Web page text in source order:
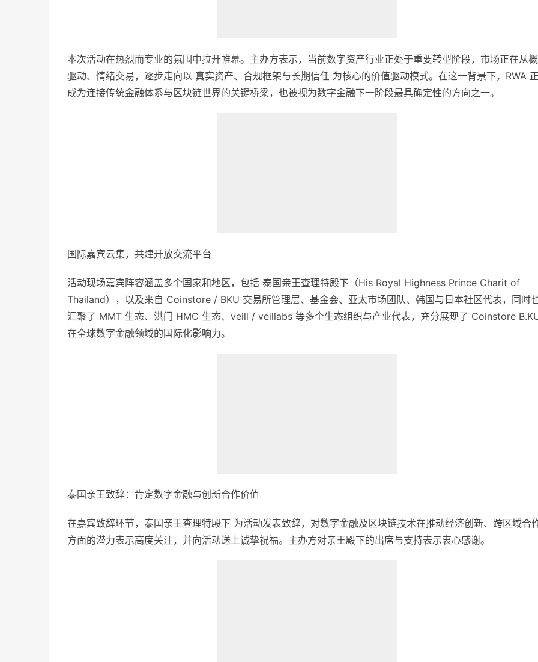
本次活动在热烈而专业的氛围中拉开帷幕。主办方表示，当前数字资产行业正处于重要转型阶段，市场正在从
驱动、情绪交易，逐步走向以 真实资产、合规框架与长期信任 为核心的价值驱动模式。在这一背景下，RWA
成为连接传统金融体系与区块链世界的关键桥梁，也被视为数字金融下一阶段最具确定性的方向之一。
国际嘉宾云集，共建开放交流平台
活动现场嘉宾阵容涵盖多个国家和地区，包括 泰国亲王查理特殿下（His Royal Highness Prince Charit of
Thailand），以及来自 Coinstore / BKU 交易所管理层、基金会、亚太市场团队、韩国与日本社区代表，同时
汇聚了 MMT 生态、洪门 HMC 生态、veill / veillabs 等多个生态组织与产业代表，充分展现了 Coinstore
在全球数字金融领域的国际化影响力。
泰国亲王致辞：肯定数字金融与创新合作价值
在嘉宾致辞环节，泰国亲王查理特殿下 为活动发表致辞，对数字金融及区块链技术在推动经济创新、跨区域合
方面的潜力表示高度关注，并向活动送上诚挚祝福。主办方对亲王殿下的出席与支持表示衷心感谢。